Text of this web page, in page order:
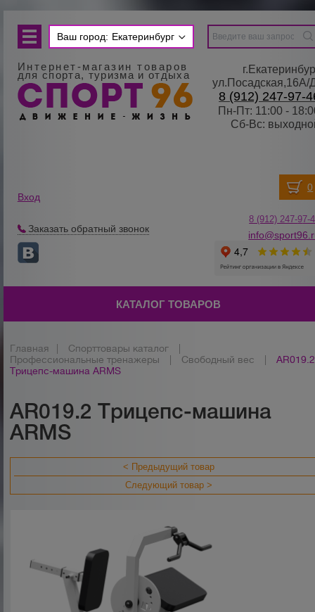
Ваш город: Екатеринбург
Интернет-магазин товаров
для спорта, туризма и отдыха
8 (912) 247-97-
Пн-Пт: 11:00 -
Сб-Вс:
Вход
Заказать обратный звонок
8 (912) 247-97-
КАТАЛОГ ТОВАРОВ
Главная Спорттовары каталог
Профессиональные тренажеры
Свободный вес
AR019.2
Трицепс-машина ARMS
AR019.2 Трицепс-машина
ARMS
< Предыдущий товар
Следующий товар >